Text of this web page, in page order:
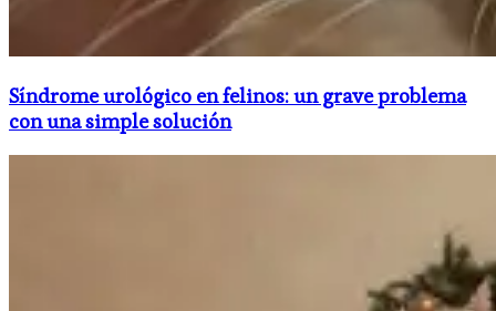
Síndrome urológico en felinos: un grave problema
con una simple solución